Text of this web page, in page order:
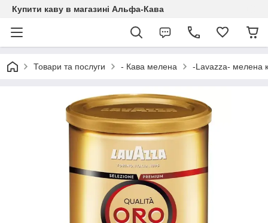
Купити каву в магазині Альфа-Кава
Товари та послуги - Кава мелена -Lavazza- мелена